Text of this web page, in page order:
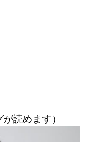
読めます）